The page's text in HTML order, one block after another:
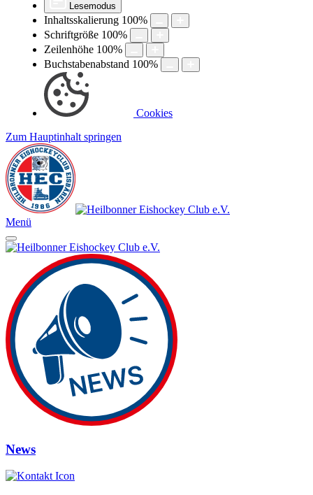
Lesemodus
Inhaltsskalierung 100%
Schriftgröße 100%
Zeilenhöhe 100%
Buchstabenabstand 100%
Cookies
Zum Hauptinhalt springen
Menü
News